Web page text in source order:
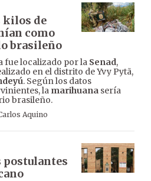
kilos de
como
brasileño
fue localizado por la Senad,
en el distrito de Yvy Pytã,
. Según los datos
la marihuana sería
brasileño.
Aquino
postulantes